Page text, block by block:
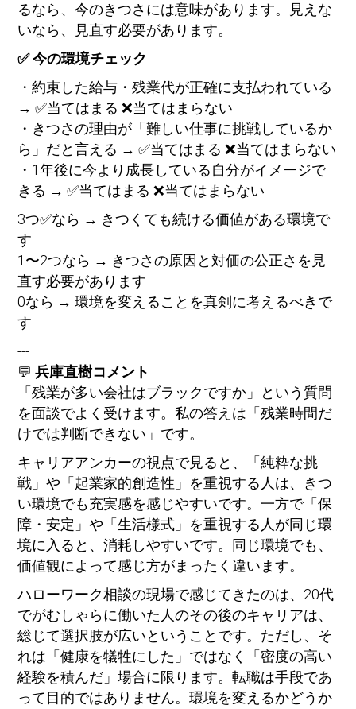
るなら、今のきつさには意味があります。見えな
いなら、見直す必要があります。
✅ 今の環境チェック
・約束した給与・残業代が正確に支払われている
→ ✅当てはまる ❌当てはまらない
・きつさの理由が「難しい仕事に挑戦しているか
ら」だと言える → ✅当てはまる ❌当てはまらない
・1年後に今より成長している自分がイメージで
きる → ✅当てはまる ❌当てはまらない
3つ✅なら → きつくても続ける価値がある環境で
す
1〜2つなら → きつさの原因と対価の公正さを見
直す必要があります
0なら → 環境を変えることを真剣に考えるべきで
す
---
💬兵庫直樹コメント
「残業が多い会社はブラックですか」という質問
を面談でよく受けます。私の答えは「残業時間だ
けでは判断できない」です。
キャリアアンカーの視点で見ると、「純粋な挑
戦」や「起業家的創造性」を重視する人は、きつ
い環境でも充実感を感じやすいです。一方で「保
障・安定」や「生活様式」を重視する人が同じ環
境に入ると、消耗しやすいです。同じ環境でも、
価値観によって感じ方がまったく違います。
ハローワーク相談の現場で感じてきたのは、20代
でがむしゃらに働いた人のその後のキャリアは、
総じて選択肢が広いということです。ただし、そ
れは「健康を犠牲にした」ではなく「密度の高い
経験を積んだ」場合に限ります。転職は手段であ
って目的ではありません。環境を変えるかどうか